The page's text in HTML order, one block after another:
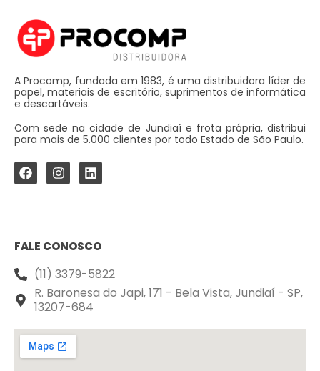
A Procomp, fundada em 1983, é uma distribuidora líder de
papel, materiais de escritório, suprimentos de informática
e descartáveis.
Com sede na cidade de Jundiaí e frota própria, distribui
para mais de 5.000 clientes por todo Estado de São Paulo.
FALE CONOSCO
(11) 3379-5822
R. Baronesa do Japi, 171 - Bela Vista, Jundiaí - SP,
13207-684